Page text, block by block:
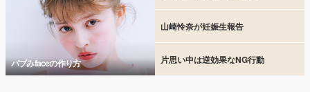
バブみfaceの作り方
山崎怜奈が妊娠生報告
片思い中は逆効果なNG行動